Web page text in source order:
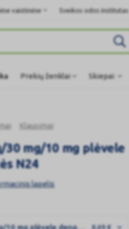
vaistinėse Sveikos odos institutas
Prekių ženklai Skiepai
Klausimai
30 mg/10 mg plėvele
N24
lapelis
GRIPEX 325 mg/30 mg/10 mg plėvele dengtos tabletės N24 8,69€